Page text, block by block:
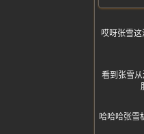
哎呀张雪
看到张雪
哈哈哈张雪